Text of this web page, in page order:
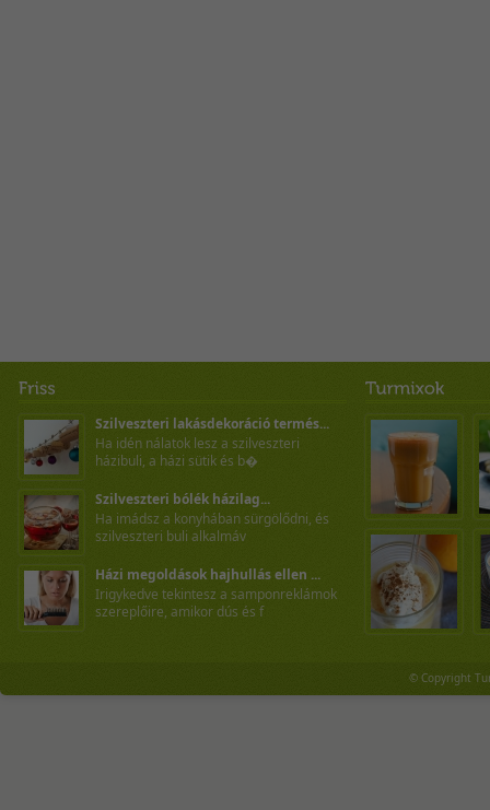
Szilveszteri lakásdekoráció termés...
Ha idén nálatok lesz a szilveszteri
házibuli, a házi sütik és b�
Szilveszteri bólék házilag...
Ha imádsz a konyhában sürgölődni, és
szilveszteri buli alkalmáv
Házi megoldások hajhullás ellen ...
Irigykedve tekintesz a samponreklámok
szereplőire, amikor dús és f
© Copyright